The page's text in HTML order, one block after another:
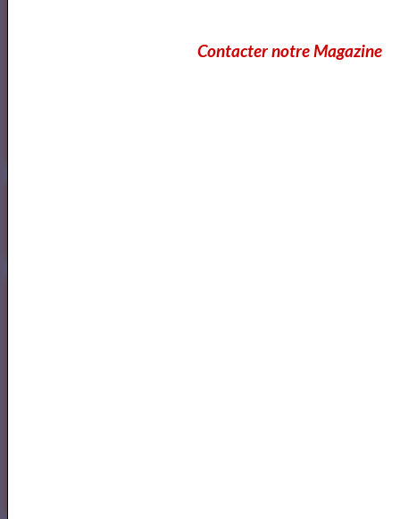
Contacter notre Magazine